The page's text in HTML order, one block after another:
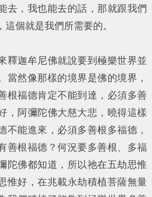
去，我也能去的話，那就跟我們
個就是我們所需要的。
迦牟尼佛就說要到極樂世界並
當然像那樣的境界是佛的境界，
根福德肯定不能到達，必須多善
，阿彌陀佛大慈大悲，曉得這樣
不能進來，必須多善根多福德，
善根福德？何況要多善根、多福
陀佛都知道，所以祂在五劫思惟
惟好，在兆載永劫積植菩薩無量